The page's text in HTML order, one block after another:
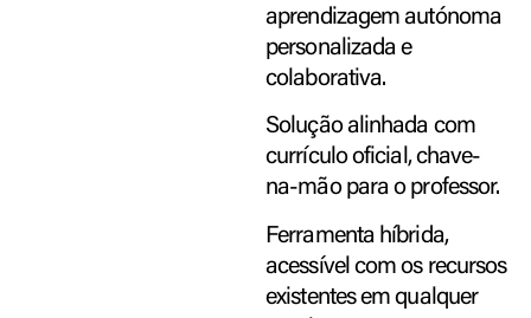
aprendizagem autónoma
personalizada e
colaborativa.
Solução alinhada com
currículo oficial, chave-
na-mão para o professor.
Ferramenta híbrida,
acessível com os recursos
existentes em qualquer